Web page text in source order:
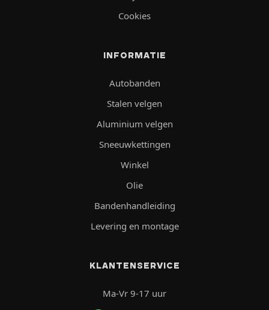
Cookies
INFORMATIE
Autobanden
Stalen velgen
Aluminium velgen
Sneeuwkettingen
Winkel
Olie
Bandenhandleiding
Levering en montage
KLANTENSERVICE
Ma-Vr 9-17 uur